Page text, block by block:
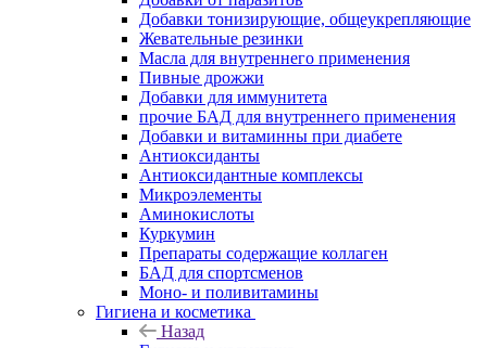
Добавки тонизирующие, общеукрепляющие
Жевательные резинки
Масла для внутреннего применения
Пивные дрожжи
Добавки для иммунитета
прочие БАД для внутреннего применения
Добавки и витаминны при диабете
Антиоксиданты
Антиоксидантные комплексы
Микроэлементы
Аминокислоты
Куркумин
Препараты содержащие коллаген
БАД для спортсменов
Моно- и поливитамины
Гигиена и косметика
Назад